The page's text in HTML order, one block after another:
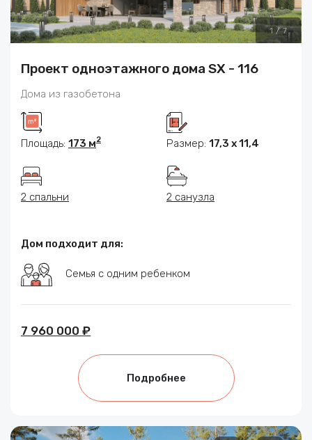
1 / 7
Проект одноэтажного дома SX - 116
Дома из газобетона
Площадь: 173 м2 Размер: 17,3 х 11,4
2 спальни 2 санузла
Дом подходит для:
Семья с одним ребенком
7 960 000 ₽
Подробнее